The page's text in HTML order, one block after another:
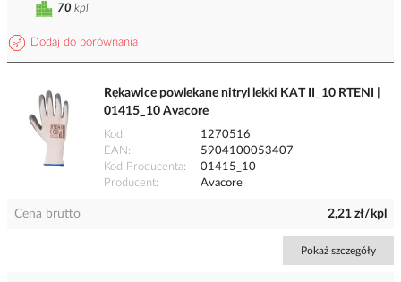
Dodaj do porównania
70 kpl
Rękawice powlekane nitryl lekki KAT II_10 RTENI |
01415_10 Avacore
Kod
1270516
EAN
5904100053407
Kod Producenta
01415_10
Producent
Avacore
Cena brutto 2,21 zł/kpl
Pokaż szczegóły